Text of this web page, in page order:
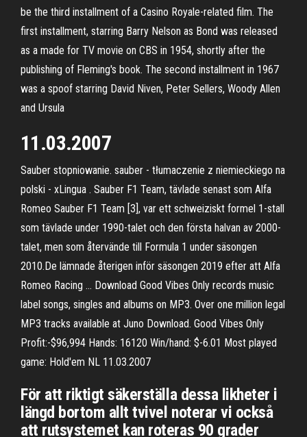
be the third installment of a Casino Royale-related film. The
first installment, starring Barry Nelson as Bond was released
as a made for TV movie on CBS in 1954, shortly after the
publishing of Fleming's book. The second installment in 1967
was a spoof starring David Niven, Peter Sellers, Woody Allen
and Ursula
11.03.2007
Sauber stopniowanie. sauber - tłumaczenie z niemieckiego na
polski - xLingua . Sauber F1 Team, tävlade senast som Alfa
Romeo Sauber F1 Team [3], var ett schweiziskt formel 1-stall
som tävlade under 1990-talet och den första halvan av 2000-
talet, men som återvände till Formula 1 under säsongen
2010.De lämnade återigen inför säsongen 2019 efter att Alfa
Romeo Racing … Download Good Vibes Only records music
label songs, singles and albums on MP3. Over one million legal
MP3 tracks available at Juno Download. Good Vibes Only
Profit:-$96,994 Hands: 16120 Win/hand: $-6.01 Most played
game: Hold'em NL 11.03.2007
För att riktigt säkerställa dessa likheter i
längd bortom allt tvivel noterar vi också
att rutsystemet kan roteras 90 grader